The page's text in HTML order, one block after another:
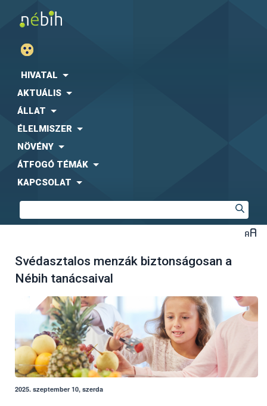
HIVATAL
AKTUÁLIS
ÁLLAT
ÉLELMISZER
NÖVÉNY
ÁTFOGÓ TÉMÁK
KAPCSOLAT
Svédasztalos menzák biztonságosan a
Nébih tanácsaival
2025. szeptember 10, szerda